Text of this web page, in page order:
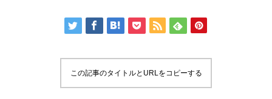
この記事のタイトルとURLをコピーする